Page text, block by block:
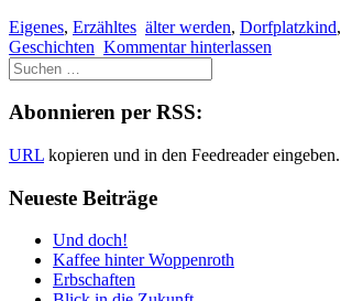
Eigenes, Erzähltes älter werden, Dorfplatzkind,
Geschichten Kommentar hinterlassen
Abonnieren per RSS:
URL kopieren und in den Feedreader eingeben.
Neueste Beiträge
Und doch!
Kaffee hinter Woppenroth
Erbschaften